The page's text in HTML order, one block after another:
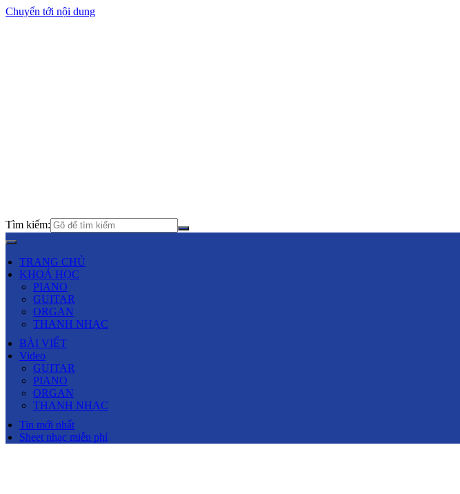
Chuyển tới nội dung
Tìm kiếm:
TRANG CHỦ
KHOÁ HỌC
PIANO
GUITAR
ORGAN
THANH NHẠC
BÀI VIẾT
Video
GUITAR
PIANO
ORGAN
THANH NHẠC
Tin mới nhất
Sheet nhạc miễn phí